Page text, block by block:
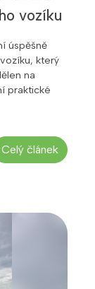
vozíku
úspěšně
který
na
praktické
Celý článek